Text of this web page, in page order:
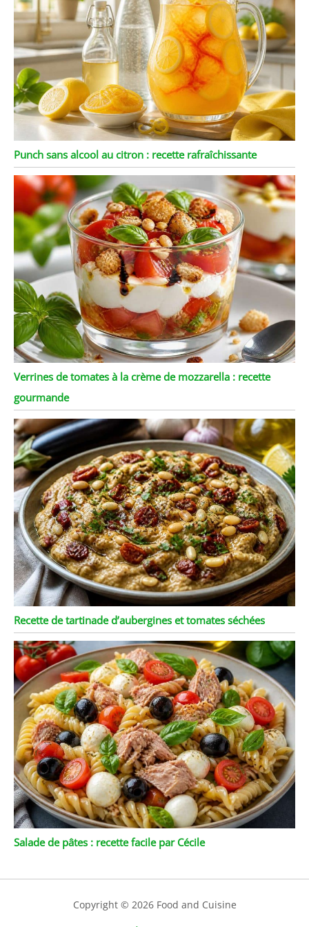
Punch sans alcool au citron : recette rafraîchissante
Verrines de tomates à la crème de mozzarella : recette
gourmande
Recette de tartinade d’aubergines et tomates séchées
Salade de pâtes : recette facile par Cécile
Copyright © 2026 Food and Cuisine